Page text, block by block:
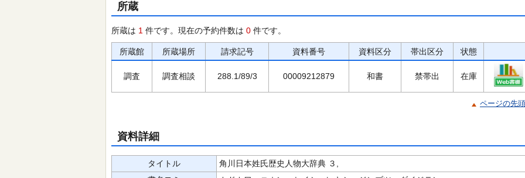
所蔵
所蔵は 1 件です。現在の予約件数は 0 件です。
所蔵館 所蔵場所 請求記号 資料番号 資料区分 帯出区分 状態
調査 調査相談 288.1/89/3 00009212879 和書 禁帯出 在庫
ページの先
資料詳細
タイトル
角川日本姓氏歴史人物大辞典 ３,